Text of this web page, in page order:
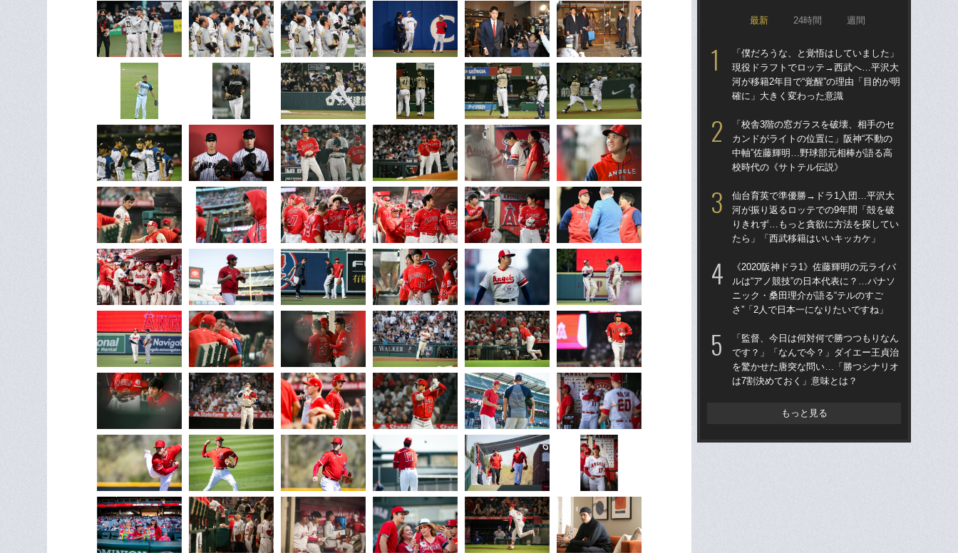
最新 24時間 週間
「僕だろうな、と覚悟はしていました」
現役ドラフトでロッテ→西武へ…平沢大
河が移籍2年目で“覚醒”の理由「目的が明
確に」大きく変わった意識
「校舎3階の窓ガラスを破壊、相手のセ
カンドがライトの位置に」阪神“不動の
中軸”佐藤輝明…野球部元相棒が語る高
校時代の《サトテル伝説》
仙台育英で準優勝→ドラ1入団…平沢大
河が振り返るロッテでの9年間「殻を破
りきれず…もっと貪欲に方法を探してい
たら」「西武移籍はいいキッカケ」
《2020阪神ドラ1》佐藤輝明の元ライバ
ルは“アノ競技”の日本代表に？…パナソ
ニック・桑田理介が語る“テルのすご
さ”「2人で日本一になりたいですね」
「監督、今日は何対何で勝つつもりなん
です？」「なんで今？」ダイエー王貞治
を驚かせた唐突な問い…「勝つシナリオ
は7割決めておく」意味とは？
もっと見る